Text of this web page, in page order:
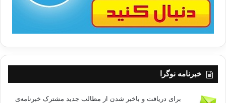
خبرنامه نوگرا
برای دریافت و باخبر شدن از مطالب جدید مشترک خبرنامه‌ی